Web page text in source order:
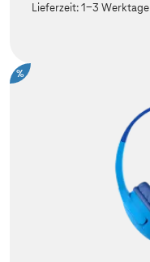
Lieferzeit:1-3 Werktage
%